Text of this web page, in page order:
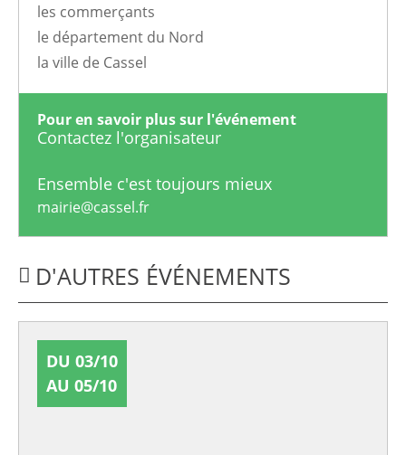
les commerçants
le département du Nord
la ville de Cassel
Pour en savoir plus sur l'événement
Contactez l'organisateur
Ensemble c'est toujours mieux
mairie@cassel.fr
D'AUTRES ÉVÉNEMENTS
DU 03/10
AU 05/10